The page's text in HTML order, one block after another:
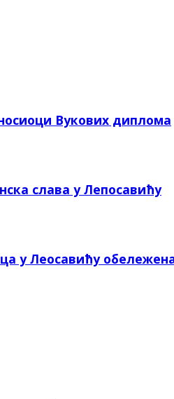
Вукових диплома
слава у Лепосавићу
у Леосавићу